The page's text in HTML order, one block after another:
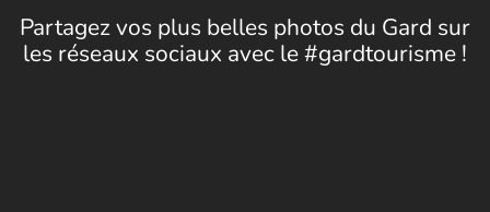
Partagez vos plus belles photos du Gard sur
les réseaux sociaux avec le #gardtourisme !